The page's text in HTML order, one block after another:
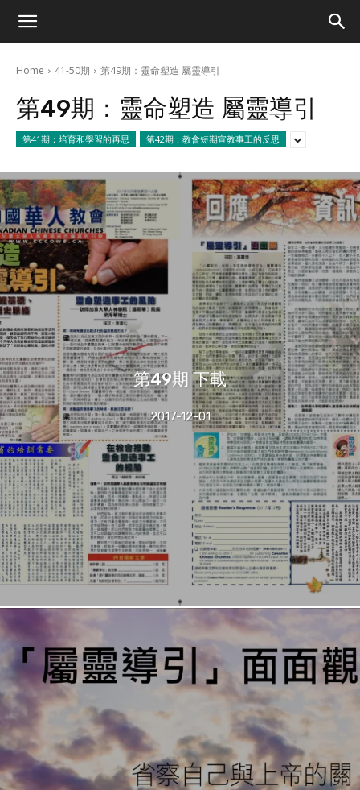
Home 41-50期 第49期：靈命塑造 屬靈導引
第49期：靈命塑造 屬靈導引
第41期：培育和學習的再思 第42期：教會短期宣教事工的反思
第49期 下載
2017-12-01